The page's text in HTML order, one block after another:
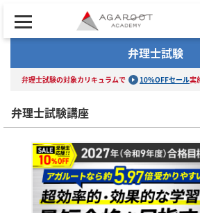
弁理士試験
弁理士試験の対象カリキュラムで 10%OFFセール実
弁理士試験講座